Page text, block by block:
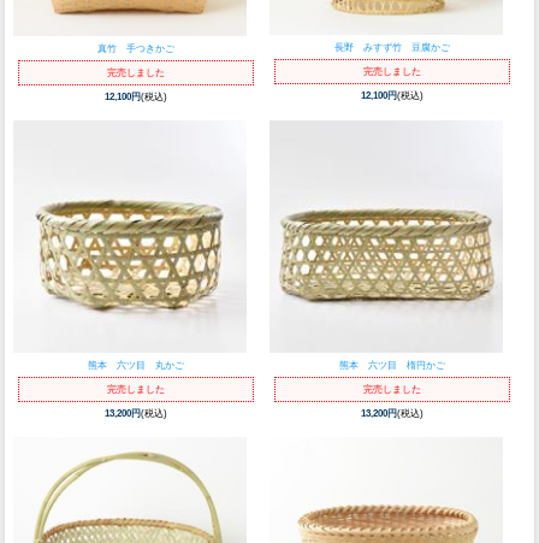
真竹 手つきかご
完売しました
12,100円(税込)
長野 みすず竹 豆腐かご
完売しました
12,100円(税込)
熊本 六ツ目 丸かご
完売しました
13,200円(税込)
熊本 六ツ目 楕円かご
完売しました
13,200円(税込)